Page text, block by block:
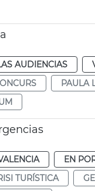
AUDIENCIAS
PAULA
EN
TURÍSTICA